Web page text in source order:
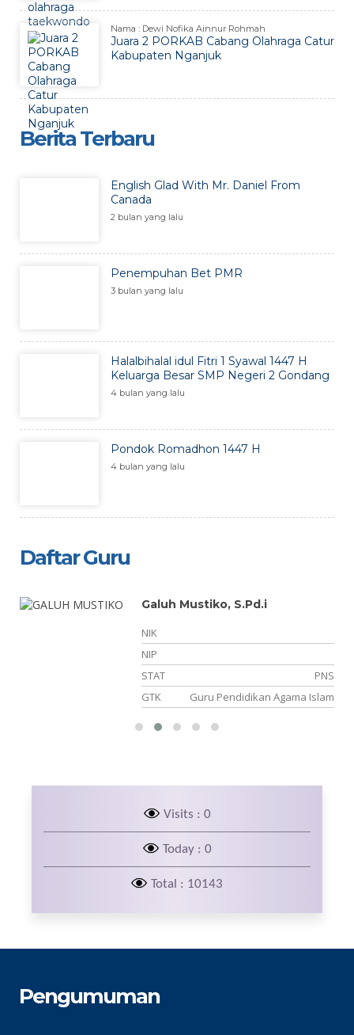
Nama : Dewi Nofika Ainnur Rohmah
Juara 2 PORKAB Cabang Olahraga Catur
Kabupaten Nganjuk
Berita Terbaru
English Glad With Mr. Daniel From
Canada
2 bulan yang lalu
Penempuhan Bet PMR
3 bulan yang lalu
Halalbihalal idul Fitri 1 Syawal 1447 H
Keluarga Besar SMP Negeri 2 Gondang
4 bulan yang lalu
Pondok Romadhon 1447 H
4 bulan yang lalu
Daftar Guru
Galuh Mustiko, S.Pd.i
NIK
NIP
STAT
PNS
GTK
Guru Pendidikan Agama Islam
Visits : 0
Today : 0
Total : 10143
Pengumuman